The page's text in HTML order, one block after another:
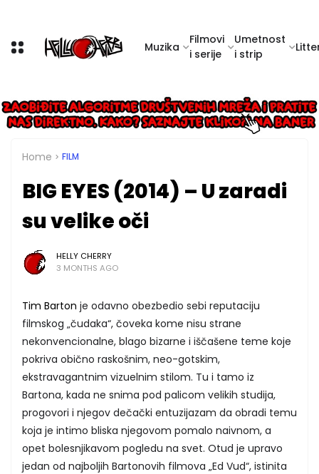
Muzika
Filmovi
i serije
Umetnost
i strip
Home FILM
BIG EYES (2014) – U zaradi
su velike oči
HELLY CHERRY
3 MONTHS AGO
Tim Barton je odavno obezbedio sebi reputaciju
filmskog „čudaka“, čoveka kome nisu strane
nekonvencionalne, blago bizarne i iščašene teme koje
pokriva obično raskošnim, neo-gotskim,
ekstravagantnim vizuelnim stilom. Tu i tamo iz
Bartona, kada ne snima pod palicom velikih studija,
progovori i njegov dečački entuzijazam da obradi temu
koja je intimo bliska njegovom pomalo naivnom, a
opet bolesnjikavom pogledu na svet. Otud je upravo
jedan od najboljih Bartonovih filmova „Ed Vud“, istinita